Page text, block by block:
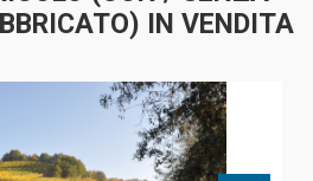
IN VENDITA